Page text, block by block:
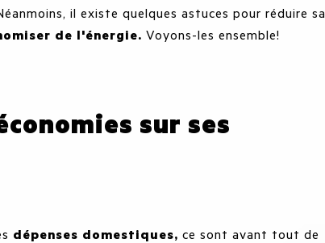
il existe quelques astuces pour réduire sa
de l'énergie. Voyons-les ensemble!
sur ses
dépenses domestiques, ce sont avant tout de